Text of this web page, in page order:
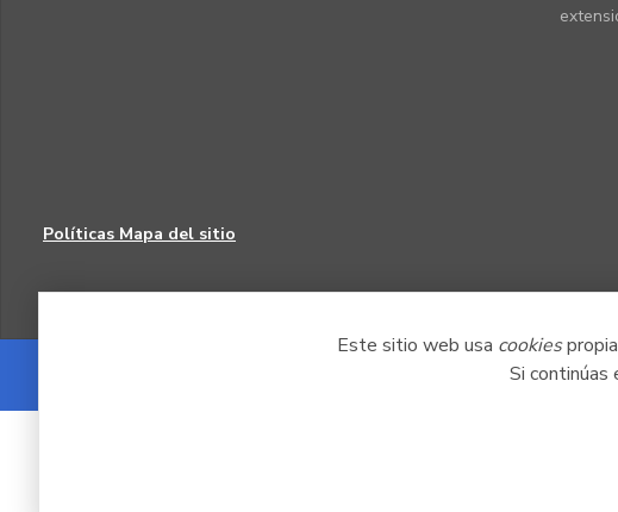
Este sitio web usa cookies
Si
Políticas Mapa del sitio